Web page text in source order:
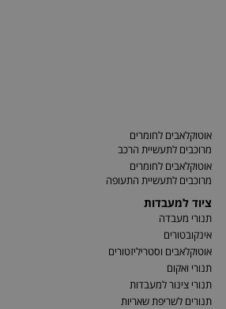
אוטוקלאבים לחומרים
מרוכבים לתעשיית הרכב
אוטוקלאבים לחומרים
מרוכבים לתעשיית התעופה
ציוד למעבדות
תנורי מעבדה
אינקובטורים
אוטוקלאבים וסטריליזטורים
תנורי ואקום
תנורי צינור למעבדות
תנורים לשריפת שאריות